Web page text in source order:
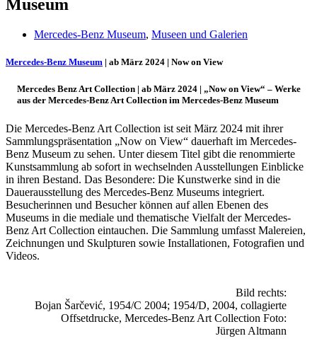
Uli Rothfuss
Museum
Mercedes-Benz Museum, Museen und Galerien
Mercedes-Benz Museum | ab März 2024 | Now on View
Mercedes Benz Art Collection | ab März 2024 | „Now on View“ – Werke
aus der Mercedes-Benz Art Collection im Mercedes-Benz Museum
Die Mercedes-Benz Art Collection ist seit März 2024 mit ihrer
Sammlungspräsentation „Now on View“ dauerhaft im Mercedes-
Benz Museum zu sehen. Unter diesem Titel gibt die renommierte
Kunstsammlung ab sofort in wechselnden Ausstellungen Einblicke
in ihren Bestand. Das Besondere: Die Kunstwerke sind in die
Dauerausstellung des Mercedes-Benz Museums integriert.
Besucherinnen und Besucher können auf allen Ebenen des
Museums in die mediale und thematische Vielfalt der Mercedes-
Benz Art Collection eintauchen. Die Sammlung umfasst Malereien,
Zeichnungen und Skulpturen sowie Installationen, Fotografien und
Videos.
Bild rechts:
Bojan Šarčević, 1954/C 2004; 1954/D, 2004, collagierte
Offsetdrucke, Mercedes-Benz Art Collection Foto:
Jürgen Altmann